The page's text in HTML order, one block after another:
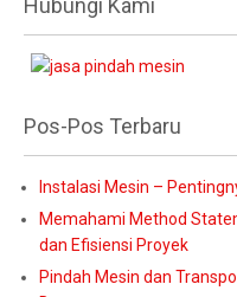
Hubungi Kami
Pos-Pos Terbaru
Instalasi Mesin –
Memahami Method
dan Efisiensi Proyek
Pindah Mesin dan